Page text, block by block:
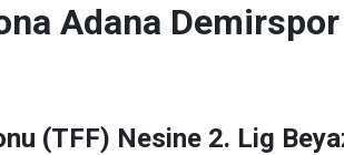
Adana Demirspor
(TFF) Nesine 2. Lig